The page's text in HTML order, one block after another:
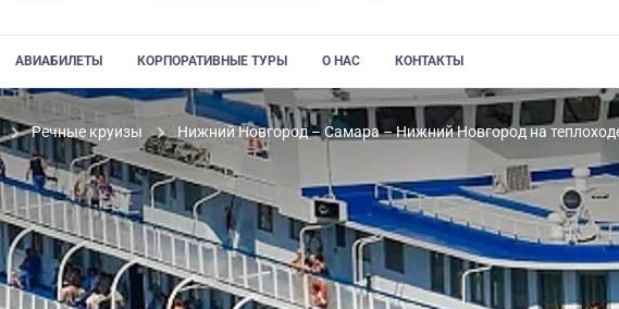
АВИАБИЛЕТЫ КОРПОРАТИВНЫЕ ТУРЫ О НАС КОНТАКТЫ
Речные круизы Нижний Новгород – Самара – Нижний Новгород на